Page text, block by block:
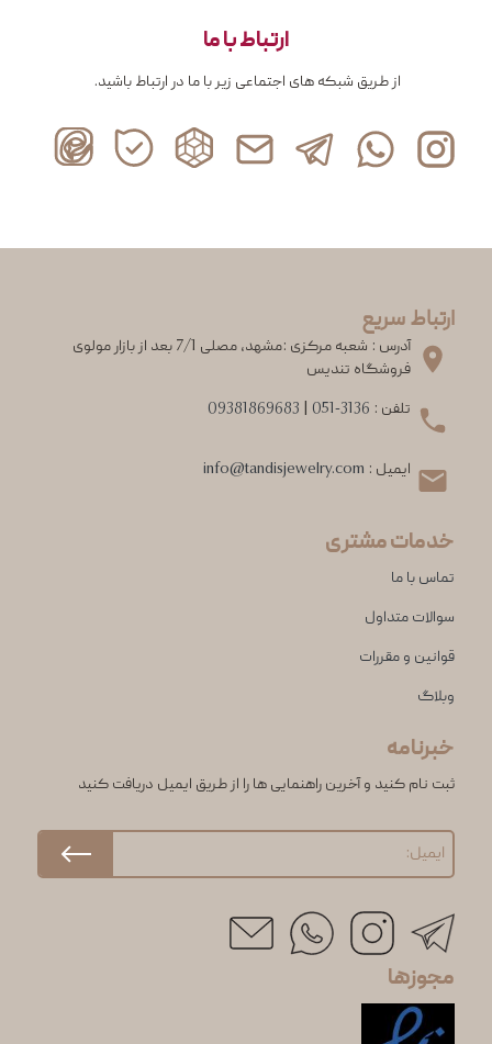
ارتباط با ما
از طریق شبکه های اجتماعی زیر با ما در ارتباط باشید.
ارتباط سریع
آدرس : شعبه مرکزی :مشهد، مصلی 7/1 بعد از بازار مولوی
فروشگاه تندیس
تلفن : 051-3136
09381869683
ایمیل : info@tandisjewelry.com
خدمات مشتری
تماس با ما
سوالات متداول
قوانین و مقررات
وبلاگ
خبرنامه
ثبت نام کنید و آخرین راهنمایی ها را از طریق ایمیل دریافت کنید
مجوزها